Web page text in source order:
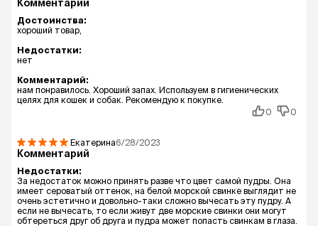
Комментарий
Достоинства:
хороший товар,
Недостатки:
нет
Комментарий:
нам понравилось. Хороший запах. Используем в гигиенических
целях для кошек и собак. Рекомендую к покупке.
0
0
Екатерина6/28/2023
Комментарий
Недостатки:
За недостаток можно принять разве что цвет самой пудры. Она
имеет сероватый оттенок, на белой морской свинке выглядит не
очень эстетично и довольно-таки сложно вычесать эту пудру. А
если не вычесать, то если живут две морские свинки они могут
обтереться друг об друга и пудра может попасть свинкам в глаза.